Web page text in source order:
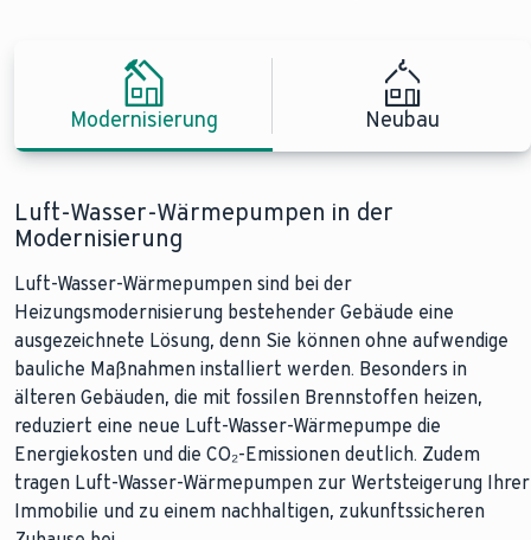
Modernisierung Neubau
Luft-Wasser-Wärmepumpen in der
Modernisierung
Luft-Wasser-Wärmepumpen sind bei der
Heizungsmodernisierung bestehender Gebäude eine
ausgezeichnete Lösung, denn Sie können ohne aufwendige
bauliche Maßnahmen installiert werden. Besonders in
älteren Gebäuden, die mit fossilen Brennstoffen heizen,
reduziert eine neue Luft-Wasser-Wärmepumpe die
Energiekosten und die CO₂-Emissionen deutlich. Zudem
tragen Luft-Wasser-Wärmepumpen zur Wertsteigerung Ihrer
Immobilie und zu einem nachhaltigen, zukunftssicheren
Luft-Wasser-Wärmepumpen im Neubau
Luft-Wasser-Wärmepumpen sind eine hervorragende Wahl
für den Einsatz im Neubau, denn sie lassen sich ganz einfach
in energieeffiziente Gebäude integrieren. Da Neubauten oft
über eine gute Dämmung und eine Fußbodenheizungen
verfügen, können Luft-Wasser-Wärmepumpen besonders
effizient arbeiten. Die Installation ist unkompliziert und
erfordert keinen zusätzlichen Platz für Brennstoffe oder
einen Schornstein. Das erleichtert die Planung.